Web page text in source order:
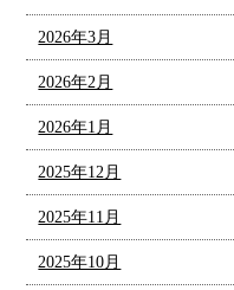
2026年3月
2026年2月
2026年1月
2025年12月
2025年11月
2025年10月